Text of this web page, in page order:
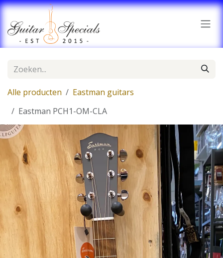
Overslaan naar inhoud
Alle producten
Eastman guitars
Eastman PCH1-OM-CLA